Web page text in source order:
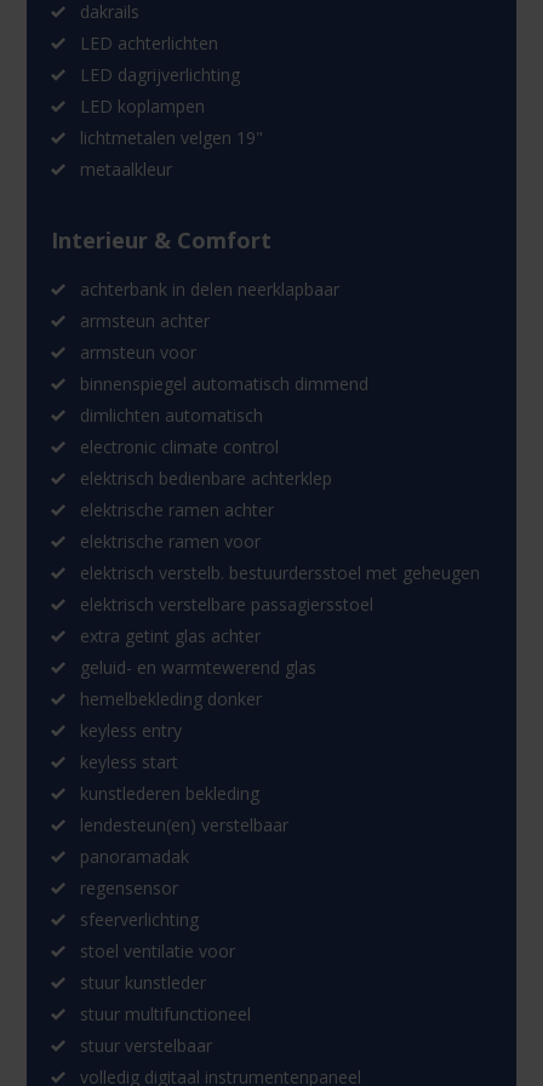
dakrails
LED achterlichten
LED dagrijverlichting
LED koplampen
lichtmetalen velgen 19"
metaalkleur
Interieur & Comfort
achterbank in delen neerklapbaar
armsteun achter
armsteun voor
binnenspiegel automatisch dimmend
dimlichten automatisch
electronic climate control
elektrisch bedienbare achterklep
elektrische ramen achter
elektrische ramen voor
elektrisch verstelb. bestuurdersstoel met geheugen
elektrisch verstelbare passagiersstoel
extra getint glas achter
geluid- en warmtewerend glas
hemelbekleding donker
keyless entry
keyless start
kunstlederen bekleding
lendesteun(en) verstelbaar
panoramadak
regensensor
sfeerverlichting
stoel ventilatie voor
stuur kunstleder
stuur multifunctioneel
stuur verstelbaar
volledig digitaal instrumentenpaneel